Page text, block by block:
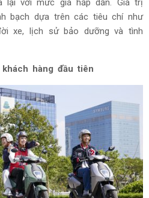
lại với mức giá hấp dẫn. Giá trị
bạch dựa trên các tiêu chí như
xe, lịch sử bảo dưỡng và tình
hàng đầu tiên